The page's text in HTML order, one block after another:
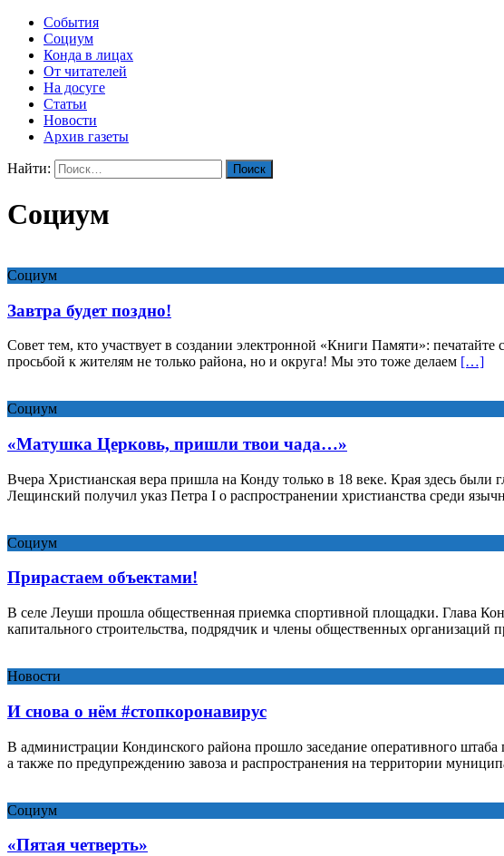
События
Социум
Конда в лицах
От читателей
На досуге
Статьи
Новости
Архив газеты
Найти:
Социум
Социум
Завтра будет поздно!
Совет тем, кто участвует в создании электронной «Книги Памяти»:
просьбой к жителям не только района, но и округа! Мы это тоже делаем […]
Социум
«Матушка Церковь, пришли твои чада…»
Вчера Христианская вера пришла на Конду только в 18 веке. Края здесь
Лещинский получил указ Петра I о распространении христианства среди
Социум
Прирастаем объектами!
В селе Леуши прошла общественная приемка спортивной площадки. Глава
капитального строительства, подрядчик и члены общественных
Новости
И снова о нём #стопкоронавирус
В администрации Кондинского района прошло заседание оперативного
а также по предупреждению завоза и распространения на территории
Социум
«Пятая четверть»